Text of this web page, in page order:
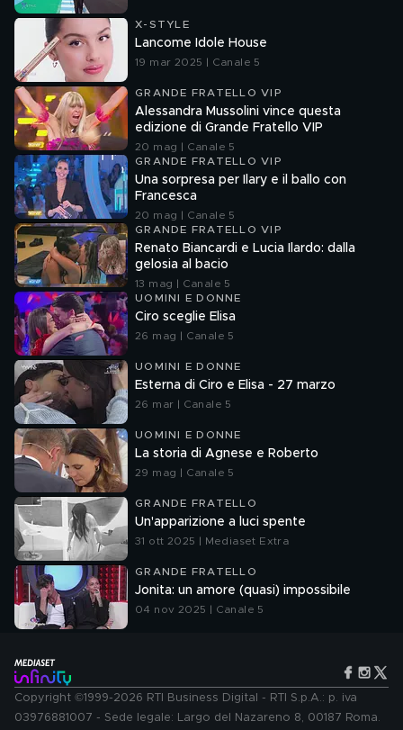
X-STYLE
Lancome Idole House
19 mar 2025 | Canale 5
GRANDE FRATELLO VIP
Alessandra Mussolini vince questa
edizione di Grande Fratello VIP
20 mag | Canale 5
GRANDE FRATELLO VIP
Una sorpresa per Ilary e il ballo con
Francesca
20 mag | Canale 5
GRANDE FRATELLO VIP
Renato Biancardi e Lucia Ilardo: dalla
gelosia al bacio
13 mag | Canale 5
UOMINI E DONNE
Ciro sceglie Elisa
26 mag | Canale 5
UOMINI E DONNE
Esterna di Ciro e Elisa - 27 marzo
26 mar | Canale 5
UOMINI E DONNE
La storia di Agnese e Roberto
29 mag | Canale 5
GRANDE FRATELLO
Un'apparizione a luci spente
31 ott 2025 | Mediaset Extra
GRANDE FRATELLO
Jonita: un amore (quasi) impossibile
04 nov 2025 | Canale 5
Copyright ©1999-2026 RTI Business Digital - RTI S.p.A.: p. iva
03976881007 - Sede legale: Largo del Nazareno 8, 00187 Roma.